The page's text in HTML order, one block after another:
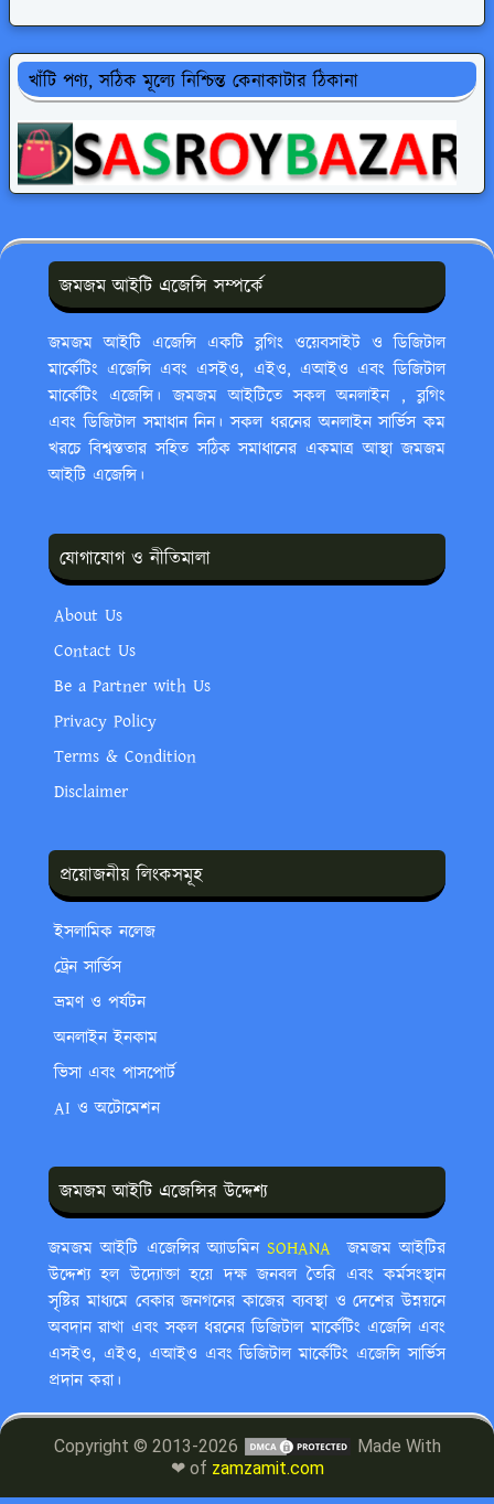
খাঁটি পণ্য, সঠিক মূল্যে নিশ্চিন্ত কেনাকাটার ঠিকানা
জমজম আইটি এজেন্সি সম্পর্কে
জমজম আইটি এজেন্সি একটি ব্লগিং ওয়েবসাইট ও ডিজিটাল
মার্কেটিং এজেন্সি এবং এসইও, এইও, এআইও এবং ডিজিটাল
মার্কেটিং এজেন্সি। জমজম আইটিতে সকল অনলাইন , ব্লগিং
এবং ডিজিটাল সমাধান নিন। সকল ধরনের অনলাইন সার্ভিস কম
খরচে বিশ্বস্ততার সহিত সঠিক সমাধানের একমাত্র আস্থা জমজম
আইটি এজেন্সি।
যোগাযোগ ও নীতিমালা
About Us
Contact Us
Be a Partner with Us
Privacy Policy
Terms & Condition
Disclaimer
প্রয়োজনীয় লিংকসমূহ
ইসলামিক নলেজ
ট্রেন সার্ভিস
ভ্রমণ ও পর্যটন
অনলাইন ইনকাম
ভিসা এবং পাসপোর্ট
AI ও অটোমেশন
জমজম আইটি এজেন্সির উদ্দেশ্য
জমজম আইটি এজেন্সির অ্যাডমিন SOHANA ‍জমজম আইটির
উদ্দেশ্য হল উদ্যোক্তা হয়ে দক্ষ জনবল তৈরি এবং কর্মসংস্থান
সৃষ্টির মাধ্যমে বেকার জনগনের কাজের ব্যবস্থা ও দেশের উন্নয়নে
অবদান রাখা এবং সকল ধরনের ডিজিটাল মার্কেটিং এজেন্সি এবং
এসইও, এইও, এআইও এবং ডিজিটাল মার্কেটিং এজেন্সি সার্ভিস
প্রদান করা।
Copyright © 2013-2026
Made With
❤ of zamzamit.com